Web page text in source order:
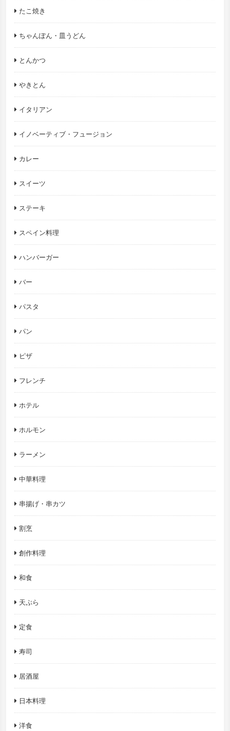
たこ焼き
ちゃんぽん・皿うどん
とんかつ
やきとん
イタリアン
イノベーティブ・フュージョン
カレー
スイーツ
ステーキ
スペイン料理
ハンバーガー
バー
パスタ
パン
ピザ
フレンチ
ホテル
ホルモン
ラーメン
中華料理
串揚げ・串カツ
割烹
創作料理
和食
天ぷら
定食
寿司
居酒屋
日本料理
洋食